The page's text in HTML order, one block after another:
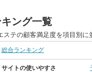
ング一覧
ステの顧客満足度を項目別に
総合ランキング
サイトの使いやすさ